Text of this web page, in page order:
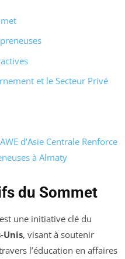
et le Secteur Privé
d’Asie Centrale Renforce
à Almaty
du Sommet
une initiative clé du
Unis, visant à soutenir
l’éducation en affaires